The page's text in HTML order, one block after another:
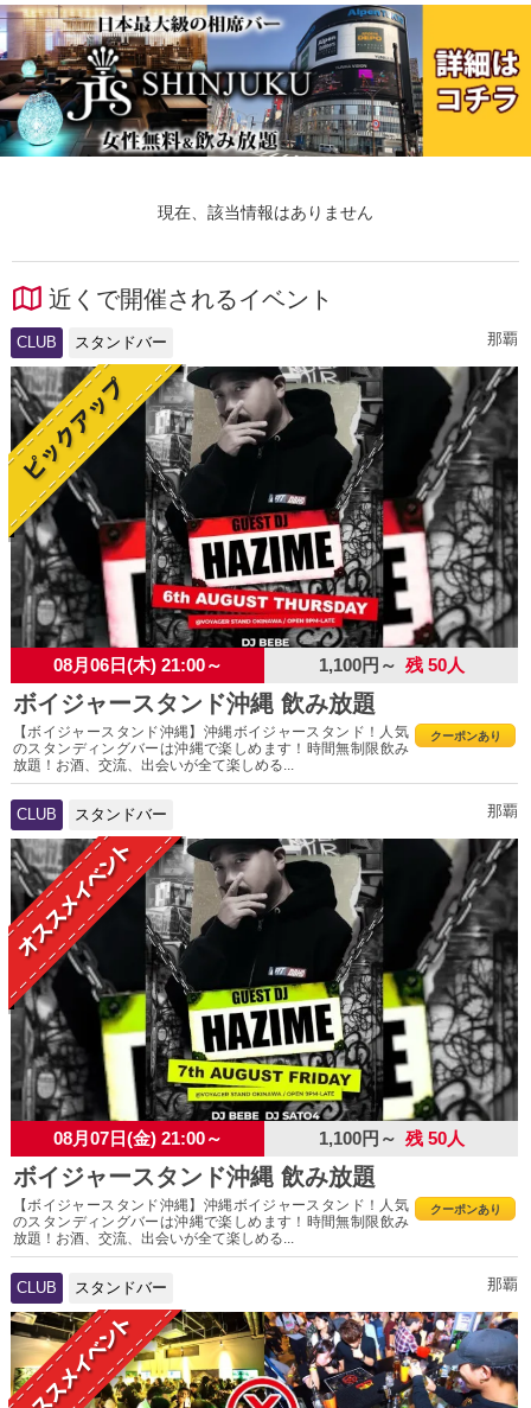
現在、該当情報はありません
近くで開催されるイベント
CLUB スタンドバー 那覇
08月06日(木) 21:00～ 1,100円～ 残 50人
ボイジャースタンド沖縄 飲み放題
クーポンあり
【ボイジャースタンド沖縄】沖縄ボイジャースタンド！人気
のスタンディングバーは沖縄で楽しめます！時間無制限飲み
放題！お酒、交流、出会いが全て楽しめる...
CLUB スタンドバー 那覇
08月07日(金) 21:00～ 1,100円～ 残 50人
ボイジャースタンド沖縄 飲み放題
クーポンあり
【ボイジャースタンド沖縄】沖縄ボイジャースタンド！人気
のスタンディングバーは沖縄で楽しめます！時間無制限飲み
放題！お酒、交流、出会いが全て楽しめる...
CLUB スタンドバー 那覇